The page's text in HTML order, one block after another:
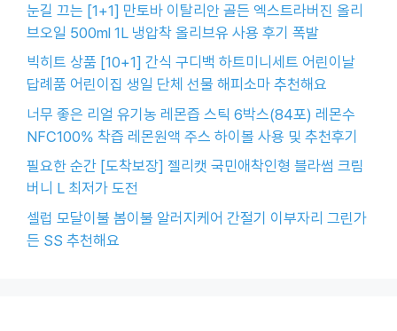
눈길 끄는 [1+1] 만토바 이탈리안 골든 엑스트라버진 올리
브오일 500ml 1L 냉압착 올리브유 사용 후기 폭발
빅히트 상품 [10+1] 간식 구디백 하트미니세트 어린이날
답례품 어린이집 생일 단체 선물 해피소마 추천해요
너무 좋은 리얼 유기농 레몬즙 스틱 6박스(84포) 레몬수
NFC100% 착즙 레몬원액 주스 하이볼 사용 및 추천후기
필요한 순간 [도착보장] 젤리캣 국민애착인형 블라썸 크림
버니 L 최저가 도전
셀럽 모달이불 봄이불 알러지케어 간절기 이부자리 그린가
든 SS 추천해요